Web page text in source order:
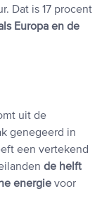
Dat is 17 procent
Europa en de
uit de
genegeerd in
een vertekend
de helft
energie voor